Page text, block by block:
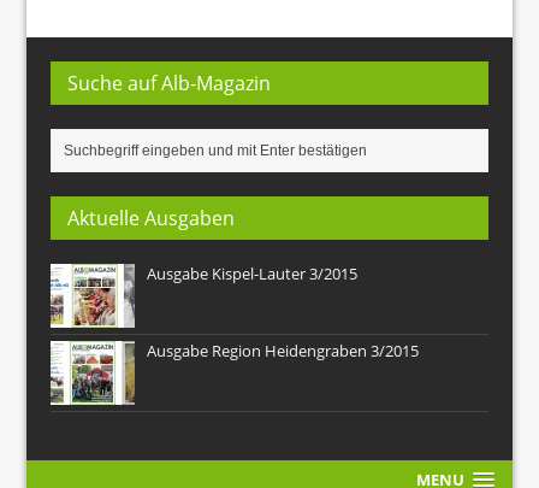
Suche auf Alb-Magazin
Aktuelle Ausgaben
Ausgabe Kispel-Lauter 3/2015
Ausgabe Region Heidengraben 3/2015
MENU